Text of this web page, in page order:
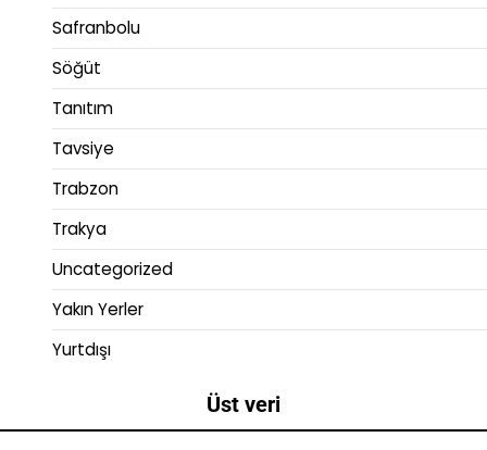
Safranbolu
Söğüt
Tanıtım
Tavsiye
Trabzon
Trakya
Uncategorized
Yakın Yerler
Yurtdışı
Üst veri